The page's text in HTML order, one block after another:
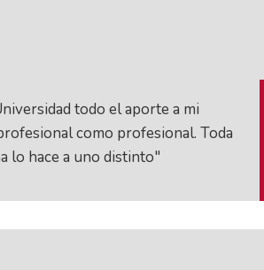
todo el aporte a mi
como profesional. Toda
lo hace a uno distinto"